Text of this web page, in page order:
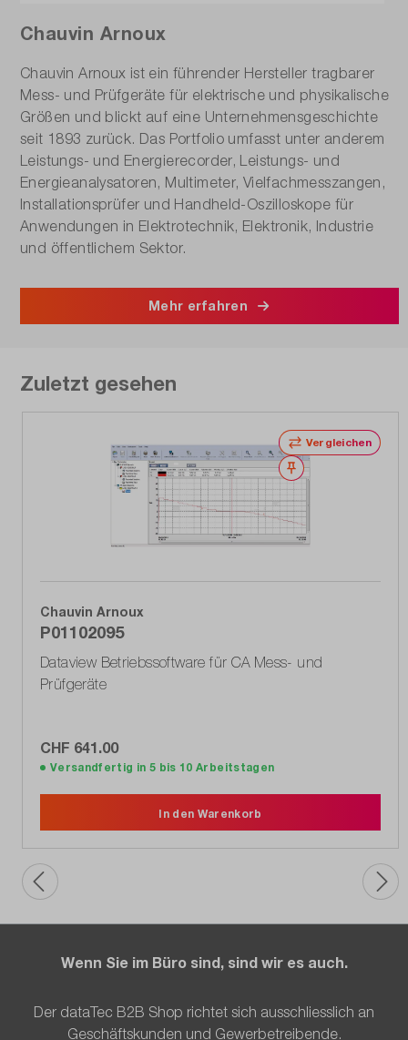
Chauvin Arnoux
Chauvin Arnoux ist ein führender Hersteller tragbarer
Mess- und Prüfgeräte für elektrische und physikalische
Größen und blickt auf eine Unternehmensgeschichte
seit 1893 zurück. Das Portfolio umfasst unter anderem
Leistungs- und Energierecorder, Leistungs- und
Energieanalysatoren, Multimeter, Vielfachmesszangen,
Installationsprüfer und Handheld-Oszilloskope für
Anwendungen in Elektrotechnik, Elektronik, Industrie
und öffentlichem Sektor.
Mehr erfahren
Zuletzt gesehen
Vergleichen
Merken
Chauvin Arnoux
P01102095
Dataview Betriebssoftware für CA Mess- und
Prüfgeräte
CHF 641.00
Versandfertig in 5 bis 10 Arbeitstagen
In den Warenkorb
Wenn Sie im Büro sind, sind wir es auch.
Der dataTec B2B Shop richtet sich ausschliesslich an
Geschäftskunden und Gewerbetreibende.